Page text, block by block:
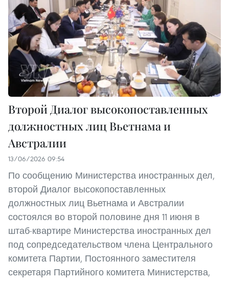
Второй Диалог высокопоставленных
должностных лиц Вьетнама и
Австралии
13/06/2026 09:54
По сообщению Министерства иностранных дел,
второй Диалог высокопоставленных
должностных лиц Вьетнама и Австралии
состоялся во второй половине дня 11 июня в
штаб-квартире Министерства иностранных дел
под сопредседательством члена Центрального
комитета Партии, Постоянного заместителя
секретаря Партийного комитета Министерства,